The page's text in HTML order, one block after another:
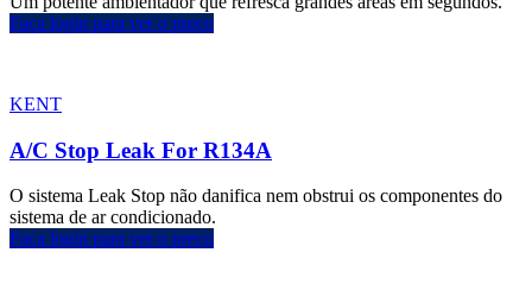
Faça login para ver o preço
KENT
A/C Stop Leak For R134A
O sistema Leak Stop não danifica nem obstrui os componentes do
sistema de ar condicionado.
Faça login para ver o preço